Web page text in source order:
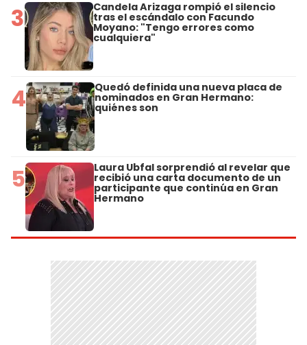
3 Candela Arizaga rompió el silencio
tras el escándalo con Facundo
Moyano: "Tengo errores como
cualquiera"
4 Quedó definida una nueva placa de
nominados en Gran Hermano:
quiénes son
5 Laura Ubfal sorprendió al revelar que
recibió una carta documento de un
participante que continúa en Gran
Hermano